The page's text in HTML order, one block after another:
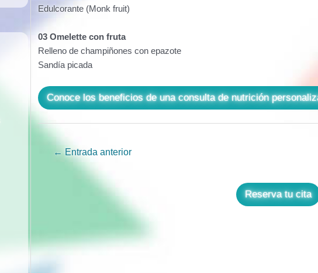
Edulcorante (Monk fruit)
03 Omelette con fruta
Relleno de champiñones con epazote
Sandía picada
Conoce los beneficios de una consulta de nutrición
Navegación
← Entrada anterior
Reserva tu cita